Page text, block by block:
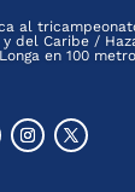
al
y del Caribe /
en 100